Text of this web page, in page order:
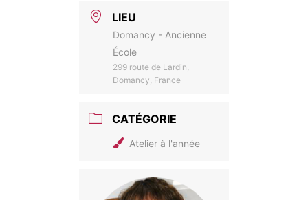
LIEU
Domancy - Ancienne
École
299 route de Lardin,
Domancy, France
CATÉGORIE
Atelier à l'année